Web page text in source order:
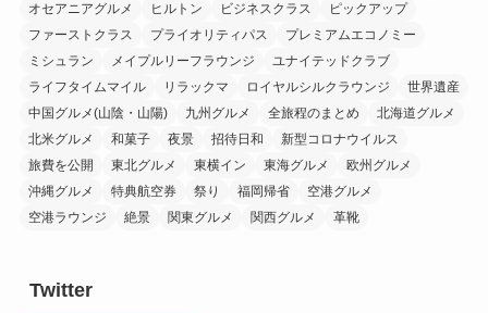
オセアニアグルメ
ヒルトン ビジネスクラス
ピックアップ
ファーストクラス
プライオリティパス
プレミアムエコノミー
ミシュラン
メイプルリーフラウンジ
ユナイテッドクラブ
ライフタイムマイル
リラックマ ロイヤルシルクラウンジ
世界遺産
中国グルメ(山陰・山陽)
九州グルメ 全旅程のまとめ
北海道グルメ
北米グルメ
和菓子 夜景 招待日和
新型コロナウイルス
旅費を公開
東北グルメ 東横イン 東海グルメ
欧州グルメ
沖縄グルメ
特典航空券 祭り 福岡帰省
空港グルメ
空港ラウンジ
絶景 関東グルメ 関西グルメ 革靴
Twitter